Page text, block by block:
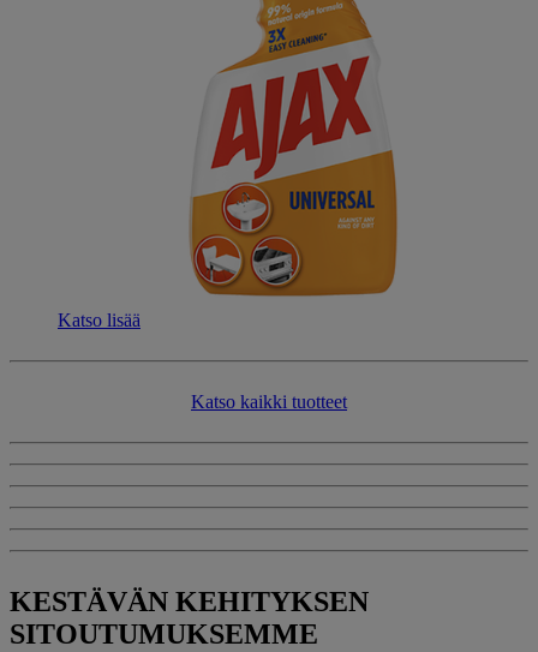
Katso lisää
Katso kaikki tuotteet​​
KESTÄVÄN KEHITYKSEN
SITOUTUMUKSEMME